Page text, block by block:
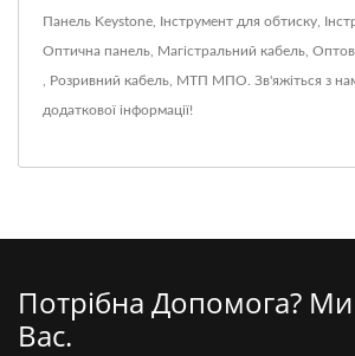
Панель Keystone Інструмент для обтиску
Оптична панель Магістральний кабель
Розривний кабель МТП МПО Зв'яжіться з
додаткової інформації!
Потрібна Допомога? Ми
Вас.